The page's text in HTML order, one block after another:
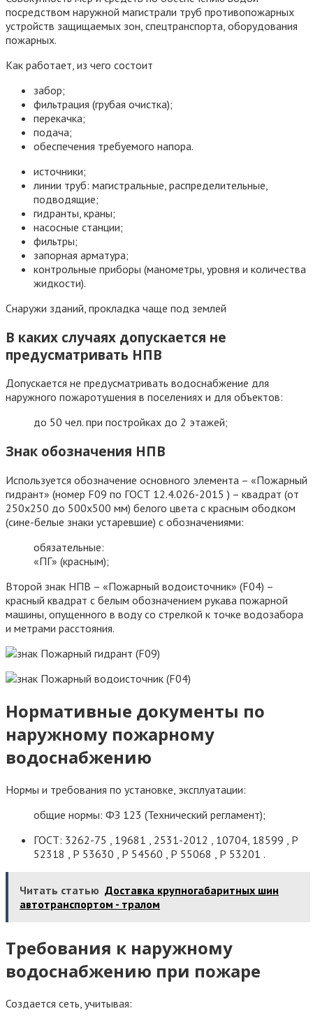
посредством наружной магистрали труб противопожарных
устройств защищаемых зон, спецтранспорта, оборудования
пожарных.
Как работает, из чего состоит
забор;
фильтрация (грубая очистка);
перекачка;
подача;
обеспечения требуемого напора.
источники;
линии труб: магистральные, распределительные,
подводящие;
гидранты, краны;
насосные станции;
фильтры;
запорная арматура;
контрольные приборы (манометры, уровня и количества
жидкости).
Снаружи зданий, прокладка чаще под землей
В каких случаях допускается не
предусматривать НПВ
Допускается не предусматривать водоснабжение для
наружного пожаротушения в поселениях и для объектов:
до 50 чел. при постройках до 2 этажей;
Знак обозначения НПВ
Используется обозначение основного элемента – «Пожарный
гидрант» (номер F09 по ГОСТ 12.4.026-2015 ) – квадрат (от
250х250 до 500х500 мм) белого цвета с красным ободком
(сине-белые знаки устаревшие) с обозначениями:
обязательные:
«ПГ» (красным);
Второй знак НПВ – «Пожарный водоисточник» (F04) –
красный квадрат с белым обозначением рукава пожарной
машины, опущенного в воду со стрелкой к точке водозабора
и метрами расстояния.
Нормативные документы по
наружному пожарному
водоснабжению
Нормы и требования по установке, эксплуатации:
общие нормы: ФЗ 123 (Технический регламент);
ГОСТ: 3262-75 , 19681 , 2531-2012 , 10704, 18599 , Р
52318 , Р 53630 , Р 54560 , Р 55068 , Р 53201 .
Читать статью Доставка крупногабаритных шин
автотранспортом - тралом
Требования к наружному
водоснабжению при пожаре
Создается сеть, учитывая: